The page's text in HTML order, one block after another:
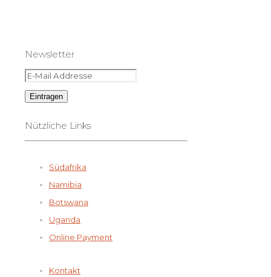
Newsletter
Nützliche Links
Südafrika
Namibia
Botswana
Uganda
Online Payment
Kontakt